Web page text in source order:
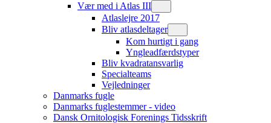
Vær med i Atlas III
Atlaslejre 2017
Bliv atlasdeltager
Kom hurtigt i gang
Yngleadfærdstyper
Bliv kvadratansvarlig
Specialteams
Vejledninger
Danmarks fugle
Danmarks fuglestemmer - video
Dansk Ornitologisk Forenings Tidsskrift